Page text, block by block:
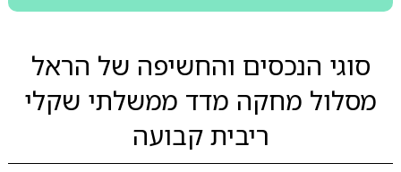
סוגי הנכסים והחשיפה של הראל
מסלול מחקה מדד ממשלתי שקלי
ריבית קבועה